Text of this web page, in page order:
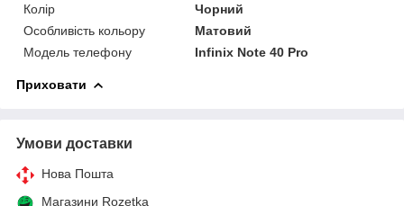
Колір
Чорний
Особливість кольору
Матовий
Модель телефону
Infinix Note 40 Pro
Приховати
Умови доставки
Нова Пошта
Магазини Rozetka